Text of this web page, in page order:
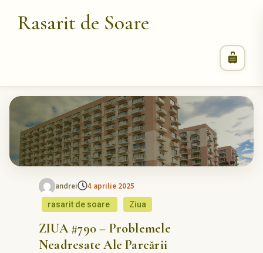
Rasarit de Soare
andrei 4 aprilie 2025
rasarit de soare Ziua
ZIUA #790 – Problemele
Neadresate Ale Parcării